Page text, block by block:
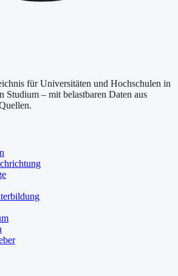
für Universitäten und Hochschulen in
Studium – mit belastbaren Daten aus